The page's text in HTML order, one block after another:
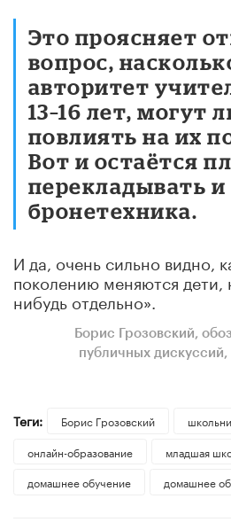
Это проясняет
вопрос,
авторитет
13–16 лет, могут
повлиять на их
Вот и остаётся
перекладывать и
бронетехника.
И да, очень сильно видно,
поколению меняются дети,
нибудь отдельно».
Борис Грозовский,
публичных дискуссий,
Теги: Борис Грозовский
онлайн-образование
младшая
домашнее обучение
домашнее